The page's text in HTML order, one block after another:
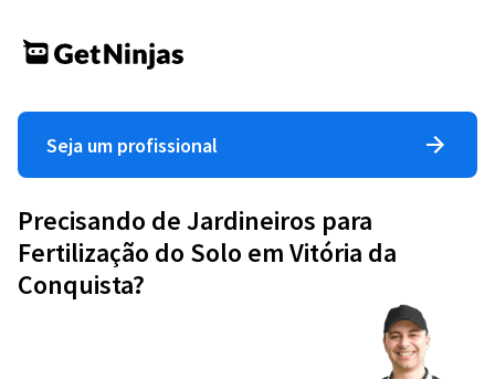
Seja um profissional
Precisando de Jardineiros para
Fertilização do Solo em Vitória da
Conquista?